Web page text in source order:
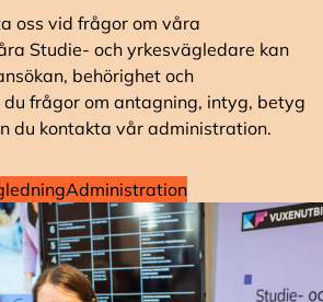
oss vid frågor om våra
Studie- och yrkesvägledare kan
behörighet och
frågor om antagning, intyg, betyg
du kontakta vår administration.
Administration